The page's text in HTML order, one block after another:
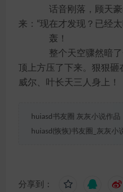
话音刚落，顾天豪
来：“现在才发现？已经
轰！
整个天空骤然暗了
顶上方压了下来。狠狠
威尔、叶长天三人身上！
huiasd书友圈 灰灰小说作品
huiasd(恢恢)书友圈_灰灰小
分享到：